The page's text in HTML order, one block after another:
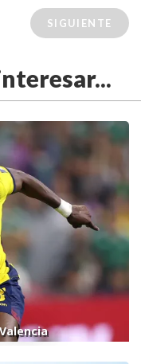
SIGUIENTE